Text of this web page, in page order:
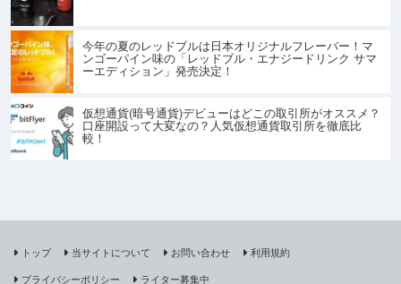
今年の夏のレッドブルは日本オリジナルフレーバー！マ
ンゴーパイン味の「レッドブル・エナジードリンク サマ
ーエディション」発売決定！
仮想通貨(暗号通貨)デビューはどこの取引所がオススメ？
口座開設って大変なの？人気仮想通貨取引所を徹底比
較！
トップ 当サイトについて お問い合わせ
利用規約
プライバシーポリシー
ライター募集中